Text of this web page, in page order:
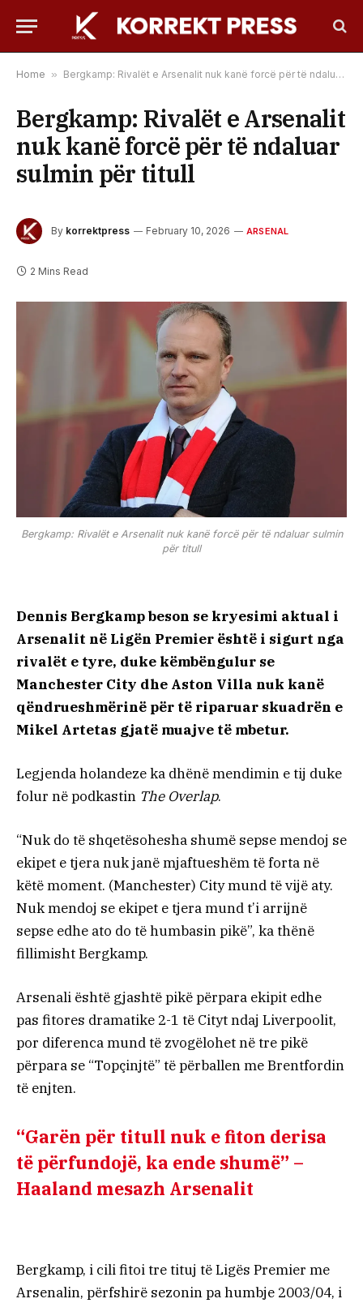
Home » Bergkamp: Rivalët e Arsenalit nuk kanë forcë për të ndaluar sulmin për titull
Bergkamp: Rivalët e Arsenalit
nuk kanë forcë për të ndaluar
sulmin për titull
By korrektpress February 10, 2026 ARSENAL
2 Mins Read
Bergkamp: Rivalët e Arsenalit nuk kanë forcë për të ndaluar sulmin
për titull
Dennis Bergkamp beson se kryesimi aktual i
Arsenalit në Ligën Premier është i sigurt nga
rivalët e tyre, duke këmbëngulur se
Manchester City dhe Aston Villa nuk kanë
qëndrueshmërinë për të riparuar skuadrën e
Mikel Artetas gjatë muajve të mbetur.
Legjenda holandeze ka dhënë mendimin e tij duke
folur në podkastin The Overlap.
“Nuk do të shqetësohesha shumë sepse mendoj se
ekipet e tjera nuk janë mjaftueshëm të forta në
këtë moment. (Manchester) City mund të vijë aty.
Nuk mendoj se ekipet e tjera mund t’i arrijnë
sepse edhe ato do të humbasin pikë”, ka thënë
fillimisht Bergkamp.
Arsenali është gjashtë pikë përpara ekipit edhe
pas fitores dramatike 2-1 të Cityt ndaj Liverpoolit,
por diferenca mund të zvogëlohet në tre pikë
përpara se “Topçinjtë” të përballen me Brentfordin
të enjten.
“Garën për titull nuk e fiton derisa
të përfundojë, ka ende shumë” –
Haaland mesazh Arsenalit
Bergkamp, i cili fitoi tre tituj të Ligës Premier me
Arsenalin, përfshirë sezonin pa humbje 2003/04, i